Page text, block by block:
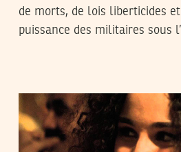
de morts, de lois liberticides
puissance des militaires sous